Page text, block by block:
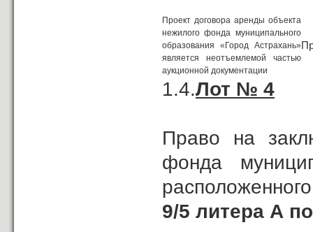
Проект договора аренды объекта
нежилого фонда муниципального
образования «Город Астрахань»
является неотъемлемой частью
аукционной документации
1.4.Лот № 4
Право на
фонда
9/5 литера А